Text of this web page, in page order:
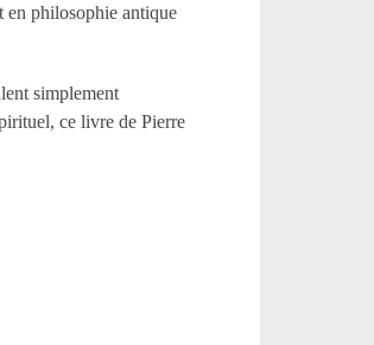
en philosophie antique
simplement
ce livre de Pierre